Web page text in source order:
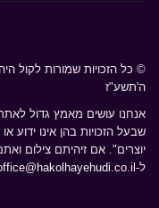
© כל הזכויות שמורות לקול
ה'תשע"ז
אנחנו עושים מאמץ גדול
יוצרים". אם זיהיתם צילום
ל-